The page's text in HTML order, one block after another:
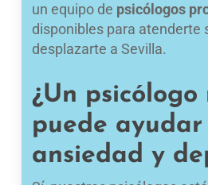
un equipo de psicólogos
disponibles para atenderte
desplazarte a Sevilla.
¿Un psicólogo
puede ayudar
ansiedad y